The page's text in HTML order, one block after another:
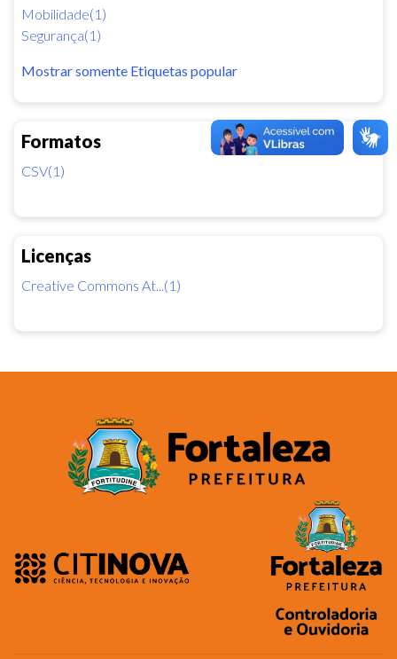
Mobilidade(1)
Segurança(1)
Mostrar somente Etiquetas popular
Formatos
CSV(1)
Licenças
Creative Commons At...(1)